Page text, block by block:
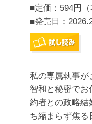
■定価：594円（
■発売日：
私の専属執事
智和と秘密でお
約者との政略結
ち縮まらず焦